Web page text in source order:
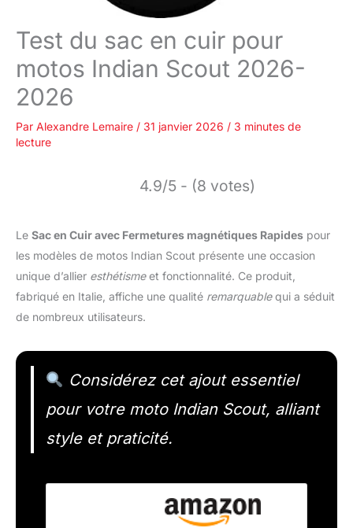
Test du sac en cuir pour
motos Indian Scout 2026-
2026
Par Alexandre Lemaire / 31 janvier 2026 / 3 minutes de
lecture
4.9/5 - (8 votes)
Le Sac en Cuir avec Fermetures magnétiques Rapides pour
les modèles de motos Indian Scout présente une occasion
unique d’allier esthétismeet fonctionnalité. Ce produit,
fabriqué en Italie, affiche une qualité remarquablequi a séduit
de nombreux utilisateurs.
Considérez cet ajout essentiel
pour votre moto Indian Scout, alliant
style et praticité.